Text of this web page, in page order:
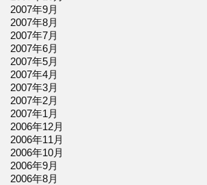
2007年9月
2007年8月
2007年7月
2007年6月
2007年5月
2007年4月
2007年3月
2007年2月
2007年1月
2006年12月
2006年11月
2006年10月
2006年9月
2006年8月